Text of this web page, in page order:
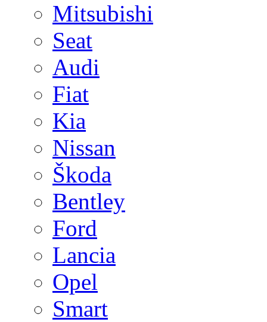
Mitsubishi
Seat
Audi
Fiat
Kia
Nissan
Škoda
Bentley
Ford
Lancia
Opel
Smart